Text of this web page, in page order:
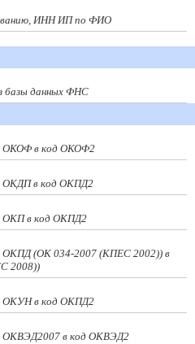
ИНН ИП по ФИО
базы данных ФНС
ОКОФ в код ОКОФ2
ОКДП в код ОКПД2
ОКП в код ОКПД2
ОКПД (ОК 034-2007 (КПЕС 2002)) в
2008))
ОКУН в код ОКПД2
ОКВЭД2007 в код ОКВЭД2